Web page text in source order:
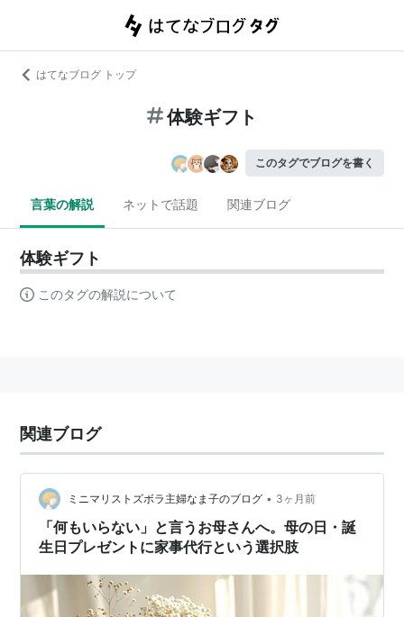
はてなブログ トップ
体験ギフト
このタグでブログを書く
言葉の解説 ネットで話題 関連ブログ
体験ギフト
このタグの解説について
関連ブログ
ミニマリストズボラ主婦なま子のブログ • 3ヶ月前
「何もいらない」と言うお母さんへ。母の日・誕
生日プレゼントに家事代行という選択肢